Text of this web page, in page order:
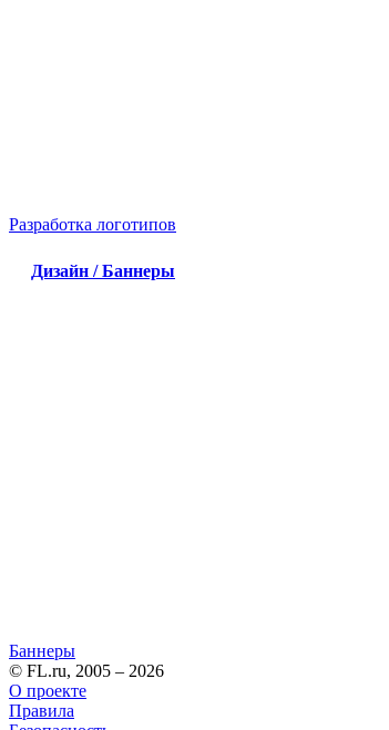
Разработка логотипов
Дизайн / Баннеры
Баннеры
© FL.ru, 2005 – 2026
О проекте
Правила